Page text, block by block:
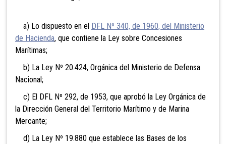
a) Lo dispuesto en el DFL Nº 340, de 1960, del Ministerio
de Hacienda, que contiene la Ley sobre Concesiones
Marítimas;
b) La Ley Nº 20.424, Orgánica del Ministerio de Defensa
Nacional;
c) El DFL Nº 292, de 1953, que aprobó la Ley Orgánica de
la Dirección General del Territorio Marítimo y de Marina
Mercante;
d) La Ley Nº 19.880 que establece las Bases de los